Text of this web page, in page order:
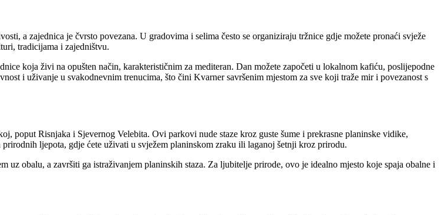
a zajednica je čvrsto povezana. U gradovima i selima često se organiziraju tržnice gdje možete pronaći svježe
tradicijama i zajedništvu.
koja živi na opušten način, karakterističnim za mediteran. Dan možete započeti u lokalnom kafiću, poslijepodne
i uživanje u svakodnevnim trenucima, što čini Kvarner savršenim mjestom za sve koji traže mir i povezanost s
poput Risnjaka i Sjevernog Velebita. Ovi parkovi nude staze kroz guste šume i prekrasne planinske vidike,
ljepota, gdje ćete uživati u svježem planinskom zraku ili laganoj šetnji kroz prirodu.
obalu, a završiti ga istraživanjem planinskih staza. Za ljubitelje prirode, ovo je idealno mjesto koje spaja obalne i